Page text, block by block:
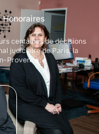
centaines de décisions
judiciaire de Paris, la
Provence.